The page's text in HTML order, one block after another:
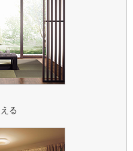
る